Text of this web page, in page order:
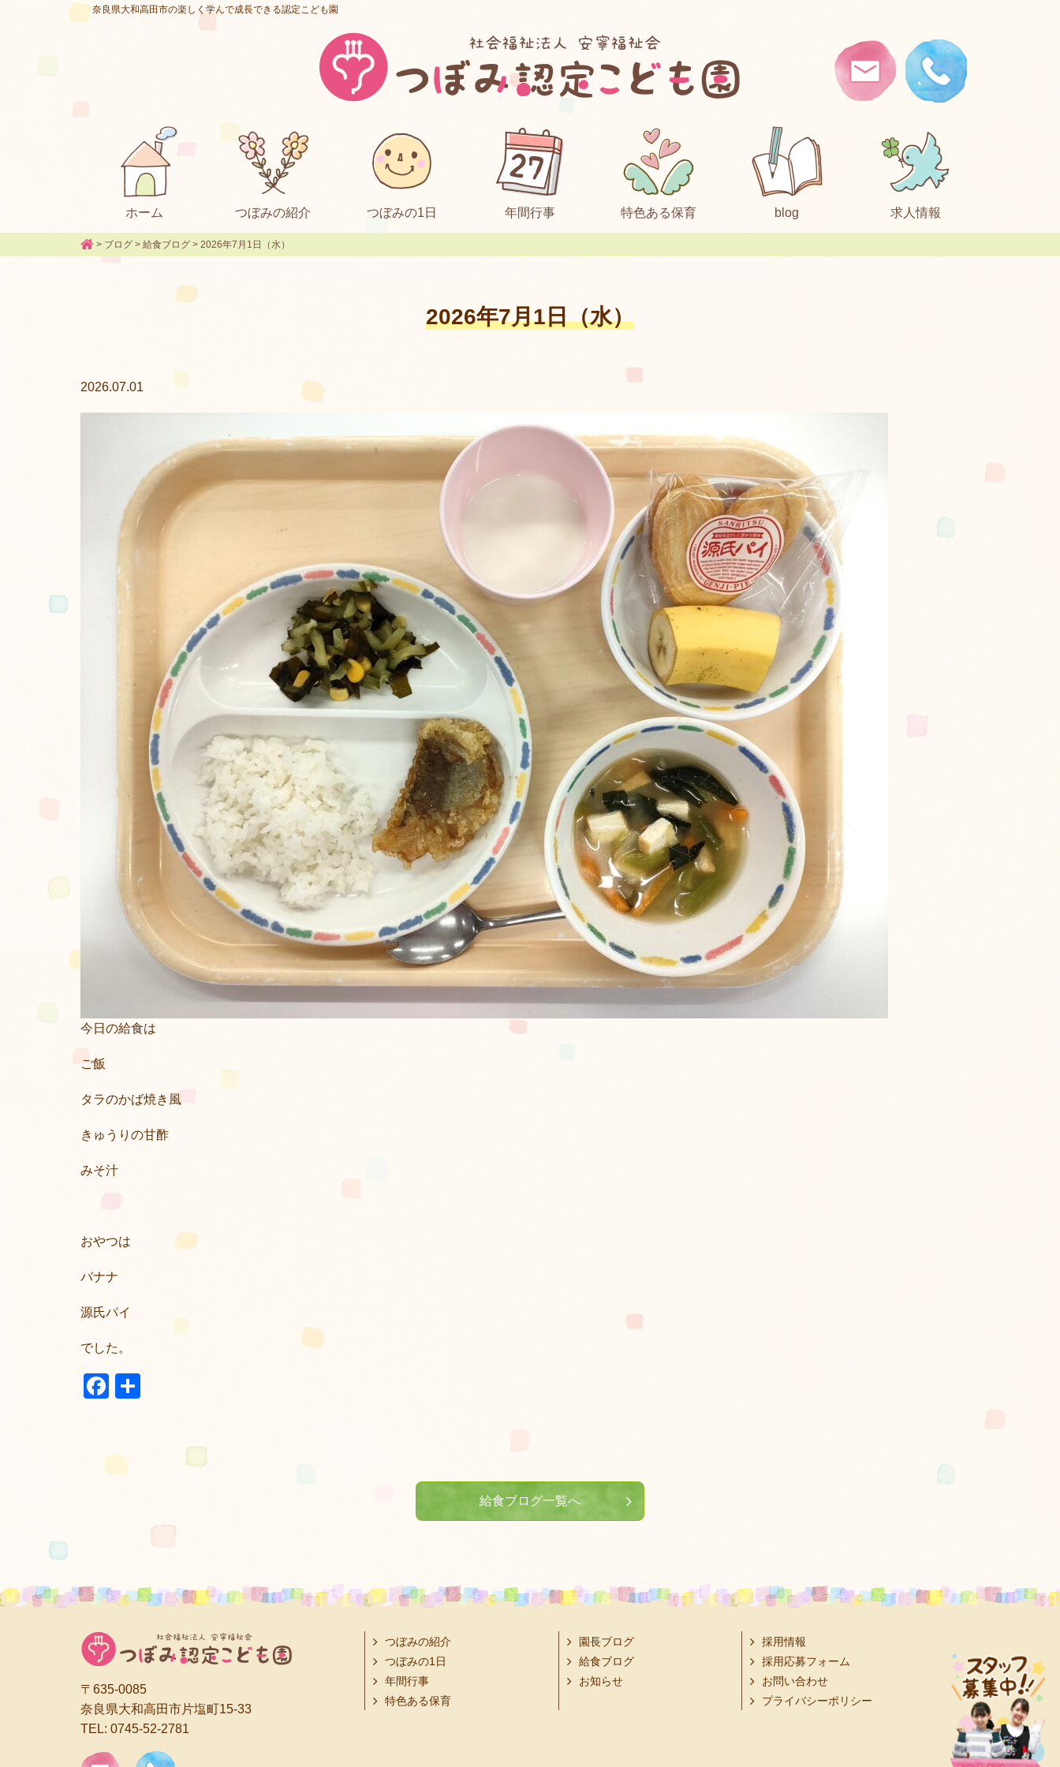
奈良県大和高田市の楽しく学んで成長できる認定こども園
ホーム つぼみの紹介 つぼみの1日 年間行事 特色ある保育 blog 求人情報
> ブログ > 給食ブログ > 2026年7月1日（水）
2026年7月1日（水）
2026.07.01
今日の給食は
ご飯
タラのかば焼き風
きゅうりの甘酢
みそ汁
おやつは
バナナ
源氏パイ
でした。
Facebook
給食ブログ一覧へ
〒635-0085
奈良県大和高田市片塩町15-33
TEL: 0745-52-2781
つぼみの紹介
つぼみの1日
年間行事
特色ある保育
園長ブログ
給食ブログ
お知らせ
採用情報
採用応募フォーム
お問い合わせ
プライバシーポリシー